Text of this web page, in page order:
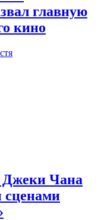
главную
кино
Джеки Чана
сценами